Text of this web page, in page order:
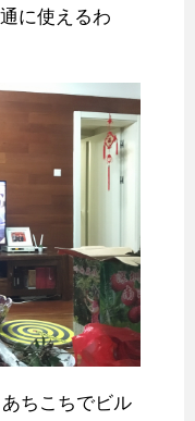
に使えるわ
ちこちでビル